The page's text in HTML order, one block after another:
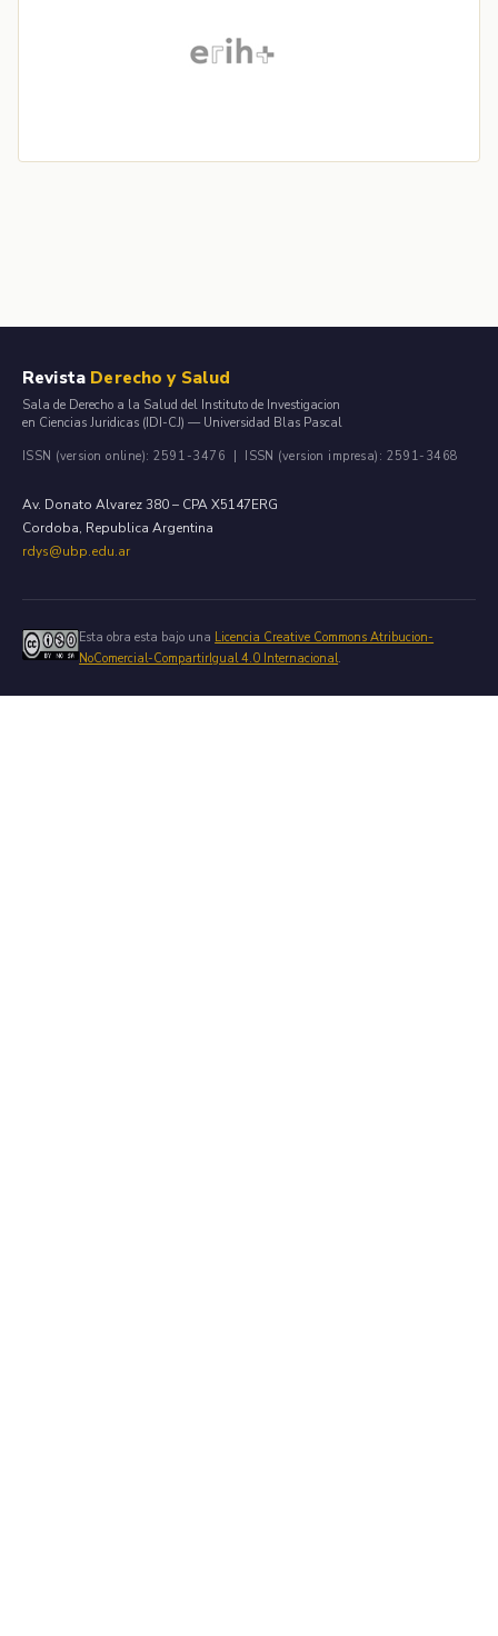
Revista Derecho y Salud
Sala de Derecho a la Salud del Instituto de Investigacion
en Ciencias Juridicas (IDI-CJ) — Universidad Blas Pascal
ISSN (version online): 2591-3476 | ISSN (version impresa): 2591-3468
Av. Donato Alvarez 380 – CPA X5147ERG
Cordoba, Republica Argentina
rdys@ubp.edu.ar
Esta obra esta bajo una Licencia Creative Commons Atribucion-
NoComercial-CompartirIgual 4.0 Internacional.